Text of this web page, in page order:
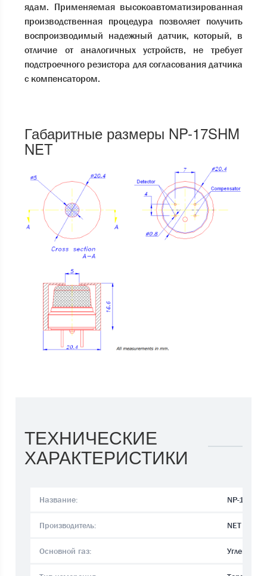
ядам. Применяемая высокоавтоматизированная
производственная процедура позволяет получить
воспроизводимый надежный датчик, который, в
отличие от аналогичных устройств, не требует
подстроечного резистора для согласования датчика
с компенсатором.
Габаритные размеры NP-17SHM
NET
ТЕХНИЧЕСКИЕ
ХАРАКТЕРИСТИКИ
Название: NP-17SHM
Производитель: NET
Основной газ: